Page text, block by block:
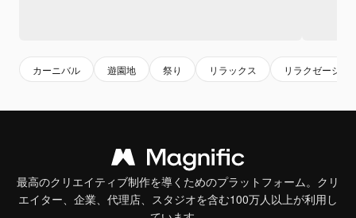
カーニバル 遊園地 祭り リラックス リラクゼーショ
最高のクリエイティブ制作を導くためのプラットフォーム。クリ
エイター、企業、代理店、スタジオを含む100万人以上が利用し